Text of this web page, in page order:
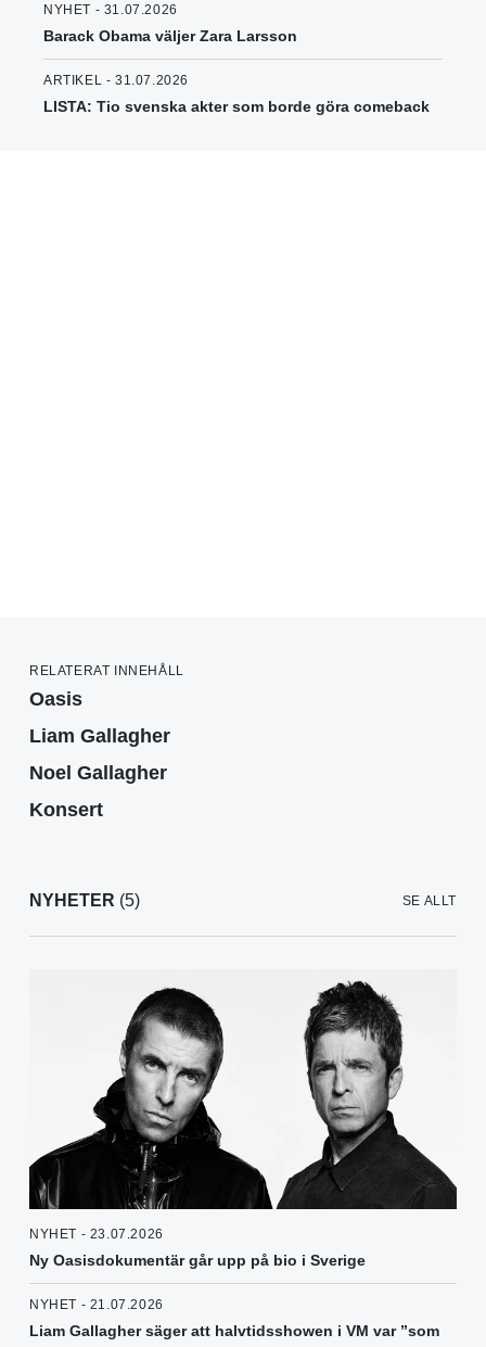
NYHET - 31.07.2026
Barack Obama väljer Zara Larsson
ARTIKEL - 31.07.2026
LISTA: Tio svenska akter som borde göra comeback
RELATERAT INNEHÅLL
Oasis
Liam Gallagher
Noel Gallagher
Konsert
NYHETER (5) SE ALLT
NYHET - 23.07.2026
Ny Oasisdokumentär går upp på bio i Sverige
NYHET - 21.07.2026
Liam Gallagher säger att halvtidsshowen i VM var ”som